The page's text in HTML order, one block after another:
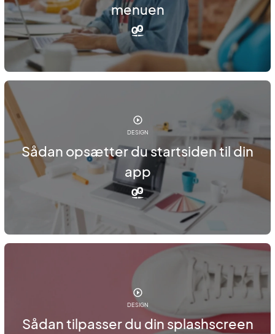
menuen
DESIGN
Sådan opsætter du startsiden til din
app
DESIGN
Sådan tilpasser du din splashscreen